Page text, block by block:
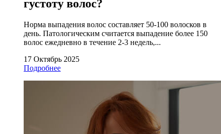
густоту волос?
Норма выпадения волос составляет 50-100 волосков в
день. Патологическим считается выпадение более 150
волос ежедневно в течение 2-3 недель,...
17 Октябрь 2025
Подробнее